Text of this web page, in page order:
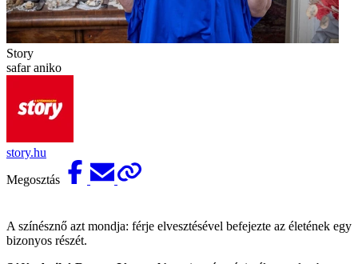
Story
safar aniko
story.hu
Megosztás
A színésznő azt mondja: férje elvesztésével befejezte az életének egy
bizonyos részét.